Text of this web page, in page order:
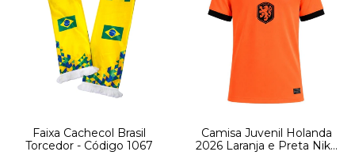
Faixa Cachecol Brasil
Torcedor - Código 1067
Camisa Juvenil Holanda
2026 Laranja e Preta Nike